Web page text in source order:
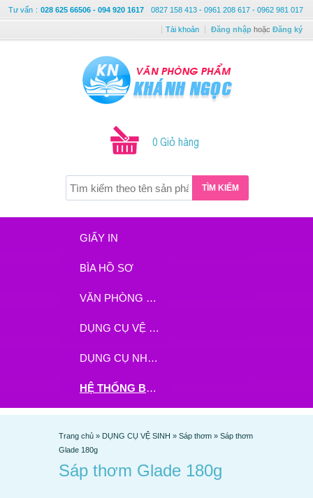
Tư vấn : 028 625 66506 - 094 920 1617 0827 158 413 - 0961 208 617 - 0962 981 017
Tài khoản Đăng nhập hoặc Đăng ký
0 Giỏ hàng
TÌM KIẾM
GIẤY IN
BÌA HỒ SƠ
VĂN PHÒNG PHẨM
DỤNG CỤ VỆ SINH
DỤNG CỤ NHÀ BẾP
HỆ THỐNG BHX - TGDĐ ĐẶT HÀNG TẠI ĐÂY
Trang chủ » DỤNG CỤ VỆ SINH » Sáp thơm » Sáp thơm
Glade 180g
Sáp thơm Glade 180g